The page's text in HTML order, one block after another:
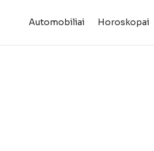
Automobiliai Horoskopai